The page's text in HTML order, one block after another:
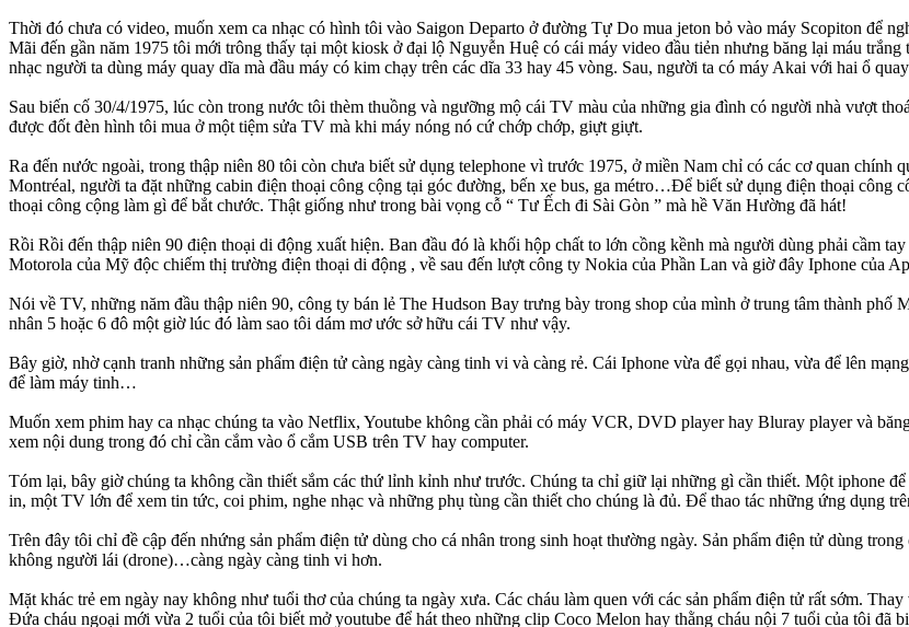
Thời đó chưa có video, muốn xem ca nhạc có hình tôi vào Saigon Departo ở đường Tự Do mua jeton bỏ vào máy Scopiton để
Mãi đến gần năm 1975 tôi mới trông thấy tại một kiosk ở đại lộ Nguyễn Huệ có cái máy video đầu tiẻn nhưng băng lại máu
nhạc người ta dùng máy quay dĩa mà đầu máy có kim chạy trên các dĩa 33 hay 45 vòng. Sau, người ta có máy Akai với hai ổ
Sau biến cố 30/4/1975, lúc còn trong nước tôi thèm thuồng và ngưỡng mộ cái TV màu của những gia đình có người nhà vượt
được đốt đèn hình tôi mua ở một tiệm sửa TV mà khi máy nóng nó cứ chớp chớp, giựt giựt.
Ra đến nước ngoài, trong thập niên 80 tôi còn chưa biết sử dụng telephone vì trước 1975, ở miền Nam chỉ có các cơ quan
Montréal, người ta đặt những cabin điện thoại công cộng tại góc đường, bến xe bus, ga métro…Để biết sử dụng điện thoại công
thoại công cộng làm gì để bắt chước. Thật giống như trong bài vọng cỗ “ Tư Ếch đi Sài Gòn ” mà hề Văn Hường đã hát!
Rồi Rồi đến thập niên 90 điện thoại di động xuất hiện. Ban đầu đó là khối hộp chất to lớn cồng kềnh mà người dùng phải cầm
Motorola của Mỹ độc chiếm thị trường điện thoại di động , về sau đến lượt công ty Nokia của Phần Lan và giờ đây Iphone của
Nói về TV, những năm đầu thập niên 90, công ty bán lẻ The Hudson Bay trưng bày trong shop của mình ở trung tâm thành
nhân 5 hoặc 6 đô một giờ lúc đó làm sao tôi dám mơ ước sở hữu cái TV như vậy.
Bây giờ, nhờ cạnh tranh những sản phẩm điện tử càng ngày càng tinh vi và càng rẻ. Cái Iphone vừa để gọi nhau, vừa để lên
để làm máy tinh…
Muốn xem phim hay ca nhạc chúng ta vào Netflix, Youtube không cần phải có máy VCR, DVD player hay Bluray player và
xem nội dung trong đó chỉ cần cắm vào ổ cắm USB trên TV hay computer.
Tóm lại, bây giờ chúng ta không cần thiết sắm các thứ lỉnh kỉnh như trước. Chúng ta chỉ giữ lại những gì cần thiết. Một iphone
in, một TV lớn để xem tin tức, coi phim, nghe nhạc và những phụ tùng cần thiết cho chúng là đủ. Để thao tác những ứng dụng
Trên đây tôi chỉ đề cập đến nhứng sản phẩm điện tử dùng cho cá nhân trong sinh hoạt thường ngày. Sản phẩm điện tử dùng
không người lái (drone)…càng ngày càng tinh vi hơn.
Mặt khác trẻ em ngày nay không như tuổi thơ của chúng ta ngày xưa. Các cháu làm quen với các sản phẩm điện tử rất sớm.
Đứa cháu ngoại mới vừa 2 tuổi của tôi biết mở youtube để hát theo những clip Coco Melon hay thằng cháu nội 7 tuổi của tôi đã